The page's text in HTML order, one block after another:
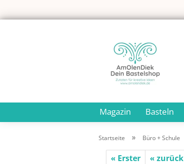
Magazin Basteln
Startseite » Büro + Schule
« Erster « zurück